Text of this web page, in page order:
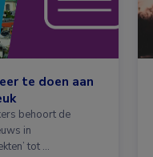
te doen aan
behoort de
in
tot …